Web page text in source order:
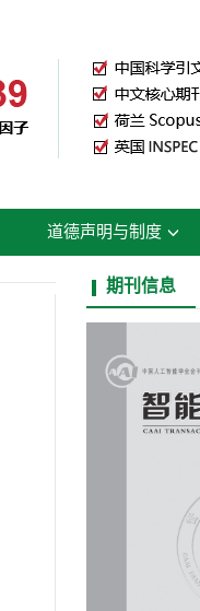
道德声明与制度
期刊信息